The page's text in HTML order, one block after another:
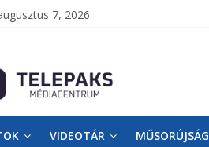
7, 2026
VIDEOTÁR MŰSORÚJSÁG